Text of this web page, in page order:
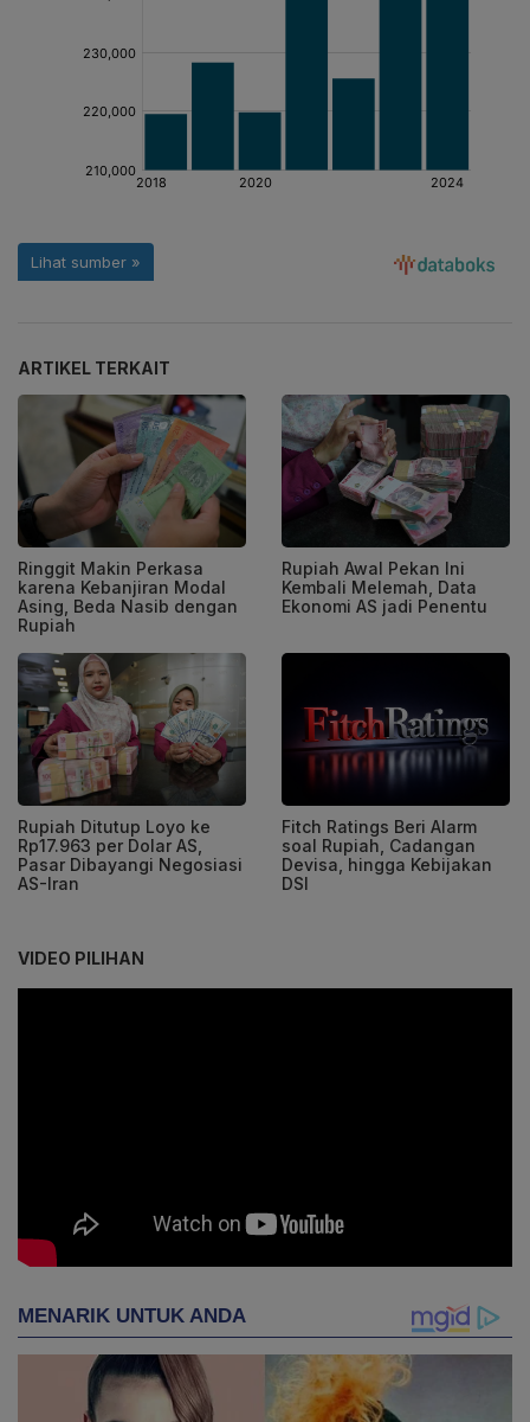
ARTIKEL TERKAIT
Ringgit Makin Perkasa
karena Kebanjiran Modal
Asing, Beda Nasib dengan
Rupiah
Rupiah Awal Pekan Ini
Kembali Melemah, Data
Ekonomi AS jadi Penentu
Rupiah Ditutup Loyo ke
Rp17.963 per Dolar AS,
Pasar Dibayangi Negosiasi
AS-Iran
Fitch Ratings Beri Alarm
soal Rupiah, Cadangan
Devisa, hingga Kebijakan
DSI
VIDEO PILIHAN